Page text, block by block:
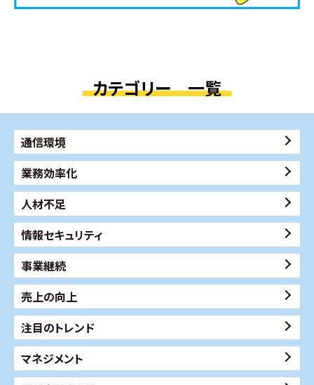
カテゴリー 一覧
通信環境
業務効率化
人材不足
情報セキュリティ
事業継続
売上の向上
注目のトレンド
マネジメント